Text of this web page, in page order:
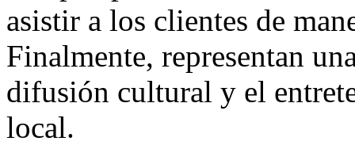
asistir a los clientes de
Finalmente, representan
difusión cultural y el
local.